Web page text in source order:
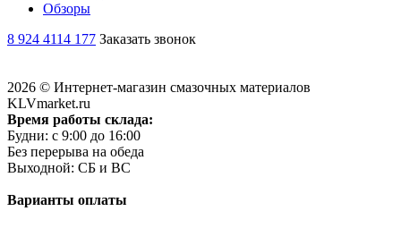
Обзоры
8 924 4114 177 Заказать звонок
2026 © Интернет-магазин смазочных материалов
KLVmarket.ru
Время работы склада:
Будни: c 9:00 до 16:00
Без перерыва на обеда
Выходной: СБ и ВС
Варианты оплаты